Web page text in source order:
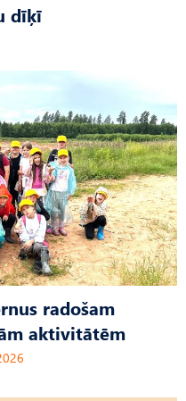
dīķī
radošam
aktivitātēm